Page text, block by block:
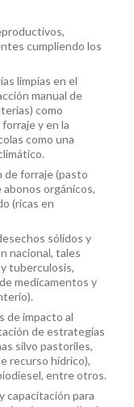
cumpliendo los
limpias en el
manual de
como
y en la
como una
de forraje (pasto
orgánicos,
(ricas en
sólidos y
nacional, tales
tuberculosis,
medicamentos y
de impacto al
de estrategias
silvo pastoriles,
recurso hídrico),
entre otros.
capacitación para